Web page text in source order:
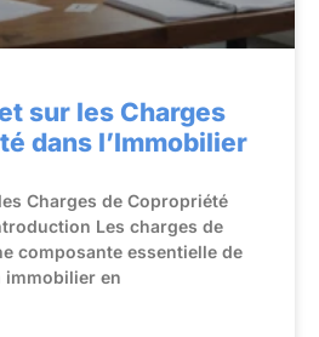
sur les Charges
dans l’Immobilier
Charges de Copropriété
Les charges de
composante essentielle de
immobilier en